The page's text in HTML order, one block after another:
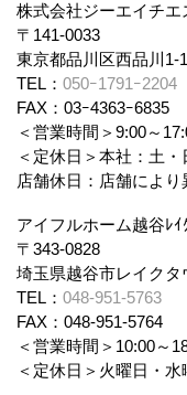
株式会社ジーエイチエ
〒141-0033
東京都品川区西品川
TEL： 050ｰ1791ｰ2204
FAX：03ｰ4363ｰ6835
＜営業時間＞9:00～
＜定休日＞本社：土
店舗休日：店舗により
アイフルホーム越谷ﾚｲ
〒343-0828
埼玉県越谷市レイク
TEL： 048-951-5763
FAX：048-951-5764
＜営業時間＞10:00～
＜定休日＞火曜日・水